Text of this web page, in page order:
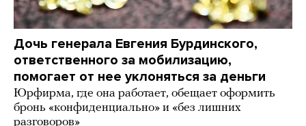
Дочь генерала Евгения Бурдинского,
ответственного за мобилизацию,
помогает от нее уклоняться за деньги
Юрфирма, где она работает, обещает оформить
бронь «конфиденциально» и «без лишних
разговоров»